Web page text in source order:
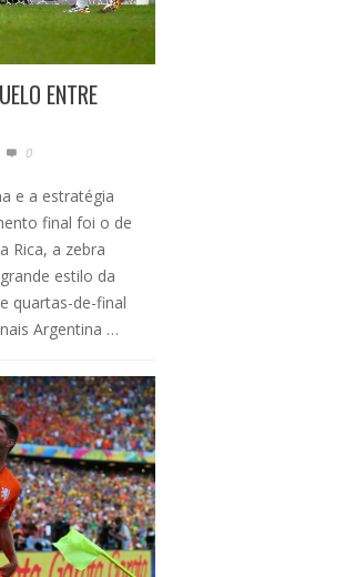
ENTRE
0
e a estratégia
final foi o de
Rica, a zebra
estilo da
quartas-de-final
Argentina …